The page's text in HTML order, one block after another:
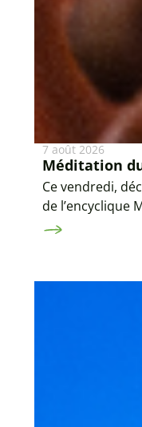
7 août 2026
Méditation
Ce vendredi,
de l’encyclique